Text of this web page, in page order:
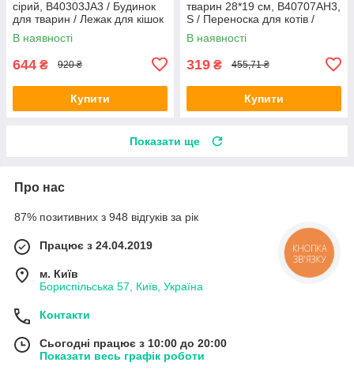
сірий, B40303JA3 / Будинок
для тварин / Лежак для кішок
В наявності
644 ₴ 920 ₴
Купити
тварин 28*19 см, B40707AH3,
S / Переноска для котів /
Сумка-переноска
В наявності
319 ₴ 455,71 ₴
Купити
Показати ще
Про нас
87% позитивних з 948 відгуків за рік
Працює з 24.04.2019
м. Київ
Бориспільська 57, Київ, Україна
Контакти
Сьогодні працює з 10:00 до 20:00
Показати весь графік роботи
КНОПКА
ЗВ'ЯЗКУ